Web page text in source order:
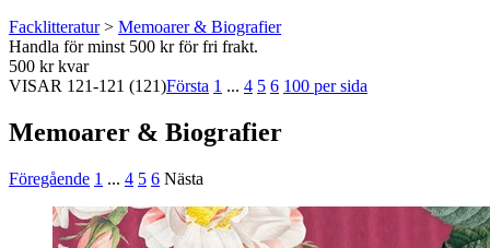
Facklitteratur> Memoarer & Biografier
Handla för minst 500 kr för fri frakt.
500 kr kvar
VISAR 121-121 (121)Första 1 ... 4 5 6 100 per sida
Memoarer & Biografier
Föregående 1 ... 4 5 6 Nästa